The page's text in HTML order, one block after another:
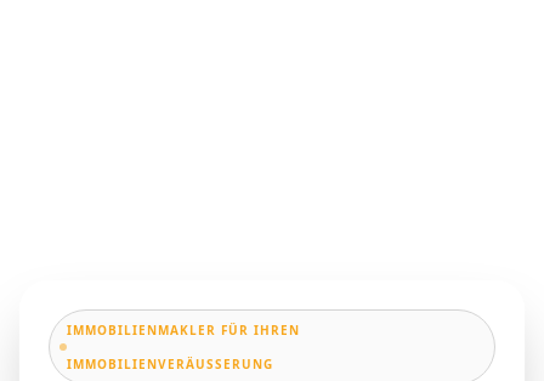
IMMOBILIENMAKLER FÜR IHREN
IMMOBILIENVERÄUSSERUNG